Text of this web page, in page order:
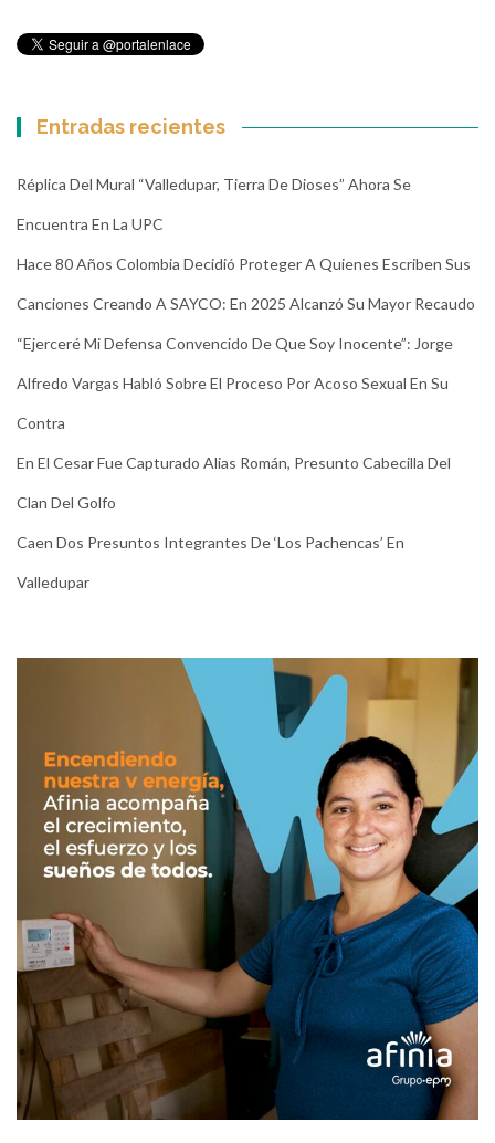
Entradas recientes
Réplica Del Mural “Valledupar, Tierra De Dioses” Ahora Se
Encuentra En La UPC
Hace 80 Años Colombia Decidió Proteger A Quienes Escriben Sus
Canciones Creando A SAYCO: En 2025 Alcanzó Su Mayor Recaudo
“Ejerceré Mi Defensa Convencido De Que Soy Inocente”: Jorge
Alfredo Vargas Habló Sobre El Proceso Por Acoso Sexual En Su
Contra
En El Cesar Fue Capturado Alias Román, Presunto Cabecilla Del
Clan Del Golfo
Caen Dos Presuntos Integrantes De ‘Los Pachencas’ En
Valledupar